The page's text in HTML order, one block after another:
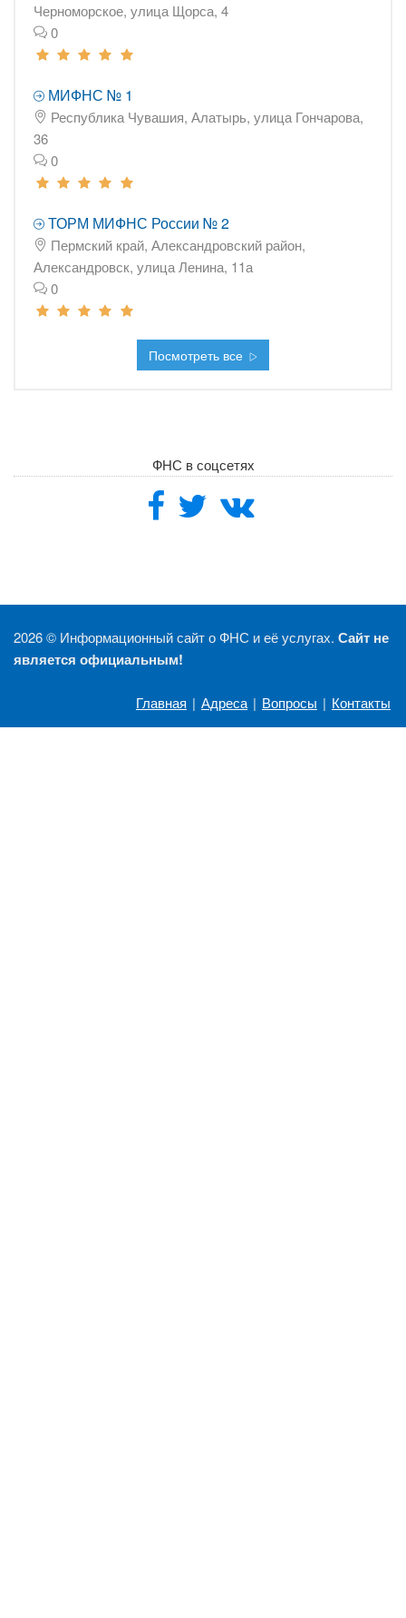
Черноморское, улица Щорса, 4
0
МИФНС № 1
Республика Чувашия, Алатырь, улица Гончарова,
36
0
ТОРМ МИФНС России № 2
Пермский край, Александровский район,
Александровск, улица Ленина, 11а
0
Посмотреть все
ФНС в соцсетях
2026 © Информационный сайт о ФНС и её услугах. Сайт не
является официальным!
Главная | Адреса | Вопросы | Контакты